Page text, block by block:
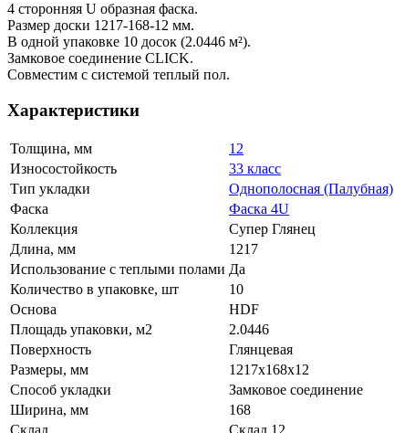
4 сторонняя U образная фаска.
Размер доски 1217-168-12 мм.
В одной упаковке 10 досок (2.0446 м²).
Замковое соединение CLICK.
Совместим с системой теплый пол.
Характеристики
Толщина, мм
12
Износостойкость
33 класс
Тип укладки
Однополосная (Палубная)
Фаска
Фаска 4U
Коллекция
Супер Глянец
Длина, мм
1217
Использование с теплыми полами Да
Количество в упаковке, шт
10
Основа
HDF
Площадь упаковки, м2
2.0446
Поверхность
Глянцевая
Размеры, мм
1217x168x12
Способ укладки
Замковое соединение
Ширина, мм
168
Склад
Склад 12